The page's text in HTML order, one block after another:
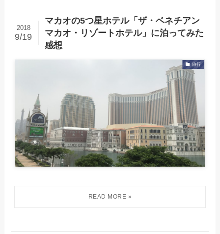
マカオの5つ星ホテル「ザ・ベネチアン
マカオ・リゾートホテル」に泊ってみた
感想
2018
9/19
旅行